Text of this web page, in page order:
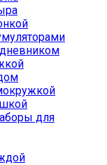
для